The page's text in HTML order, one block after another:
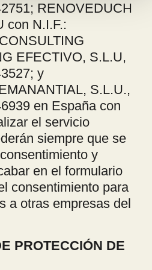
RENOVEDUCH
con N.I.F.:
EFECTIVO, S.L.U,
y
S.L.U.,
en España con
el servicio
siempre que se
y
en el formulario
consentimiento para
a otras empresas del
PROTECCIÓN DE